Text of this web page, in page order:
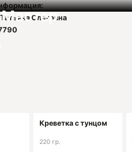
Олеговна
Креветка с тунцом
220 гр.